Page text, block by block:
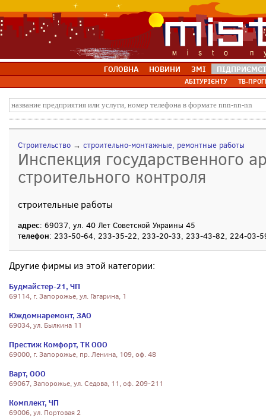
ГОЛОВНА НОВИНИ ЗМІ
АБІТУРІЄНТУ ТВ-
Строительство → строительно-монтажные, ремонтные работы
Инспекция государственного
строительного контроля
строительные работы
адрес: 69037, ул. 40 Лет Советской Украины 45
телефон: 233-50-64, 233-35-22, 233-20-33, 233-43-82, 224-03-
Другие фирмы из этой категории:
Будмайстер-21, ЧП
69114, г. Запорожье, ул. Гагарина, 1
Юждомнаремонт, ЗАО
69034, ул. Былкина 11
Престиж Комфорт, ТК ООО
69000, г. Запорожье, пр. Ленина, 109, оф. 48
Варт, ООО
69067, Запорожье, ул. Седова, 11, оф. 209-211
Комплект, ЧП
69006, ул. Портовая 2